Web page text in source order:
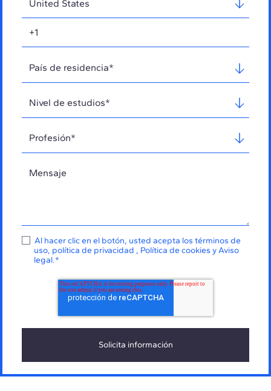
Al hacer clic en el botón, usted acepta los términos de
uso, política de privacidad , Política de cookies yAviso
legal.*